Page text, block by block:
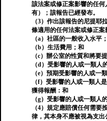
該法案或修正案影響的任
有）；該報告已經發布。
（3）作出該報告的尼提耶
條適用的任何法案或修正案
（a）社區的一般收入水平
（b）生活費用；和
（c）辦公室的性質和將要
（d）受影響的人或一類人
（e）預期受影響的人或一
（f）受影響的人或一類人
獲得報酬：和
（g）受影響的人或一類人
（4）規定應賠償任何需要
律，其本身不應被視為支